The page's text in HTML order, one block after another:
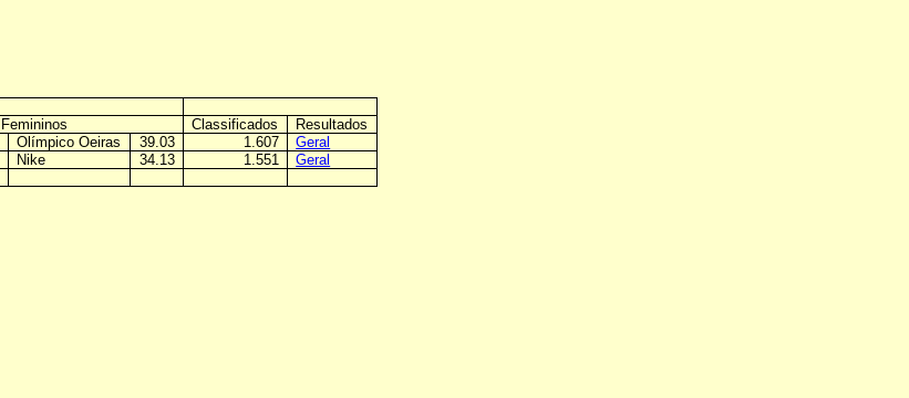
Femininos Classificados
Resultados
Olímpico Oeiras 39.03 1.607
Geral
Nike 34.13 1.551
Geral